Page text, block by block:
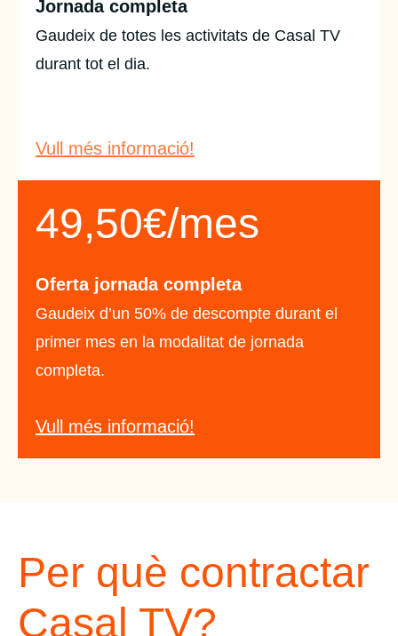
Jornada completa
Gaudeix de totes les activitats de Casal TV
durant tot el dia.
Vull més informació!
49,50€/mes
Oferta jornada completa
Gaudeix d’un 50% de descompte durant el
primer mes en la modalitat de jornada
completa.
Vull més informació!
Per què contractar
Casal TV?